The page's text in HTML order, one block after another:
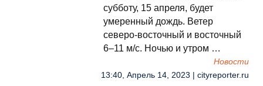
субботу, 15 апреля, будет
умеренный дождь. Ветер
северо-восточный и восточный
6–11 м/с. Ночью и утром …
Новости
13:40, Апрель 14, 2023 | cityreporter.ru